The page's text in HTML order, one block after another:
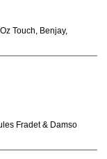
Touch, Benjay,
Fradet & Damso